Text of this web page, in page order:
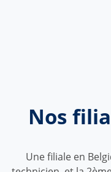
Nos
Une filiale en